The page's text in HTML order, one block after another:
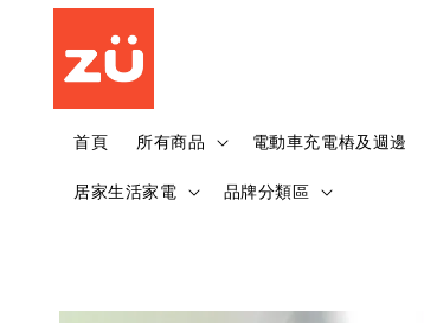
首頁 所有商品 電動車充電樁及週邊
居家生活家電 品牌分類區